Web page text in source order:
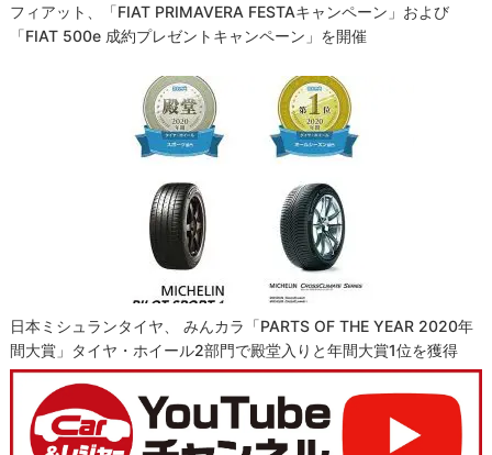
フィアット、「FIAT PRIMAVERA FESTAキャンペーン」および
「FIAT 500e 成約プレゼントキャンペーン」を開催
日本ミシュランタイヤ、 みんカラ「PARTS OF THE YEAR 2020年
間大賞」タイヤ・ホイール2部門で殿堂入りと年間大賞1位を獲得